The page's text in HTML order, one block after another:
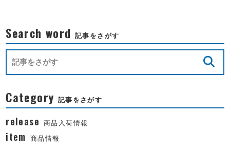
Search word 記事をさがす
Category 記事をさがす
release 商品入荷情報
item 商品情報